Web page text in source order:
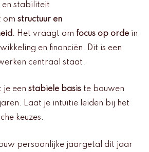
stabiliteit
om structuur en
. Het vraagt om focus op orde in
en financiën. Dit is een
centraal staat.
je een stabiele basis te bouwen
Laat je intuïtie leiden bij het
keuzes.
persoonlijke jaargetal dit jaar